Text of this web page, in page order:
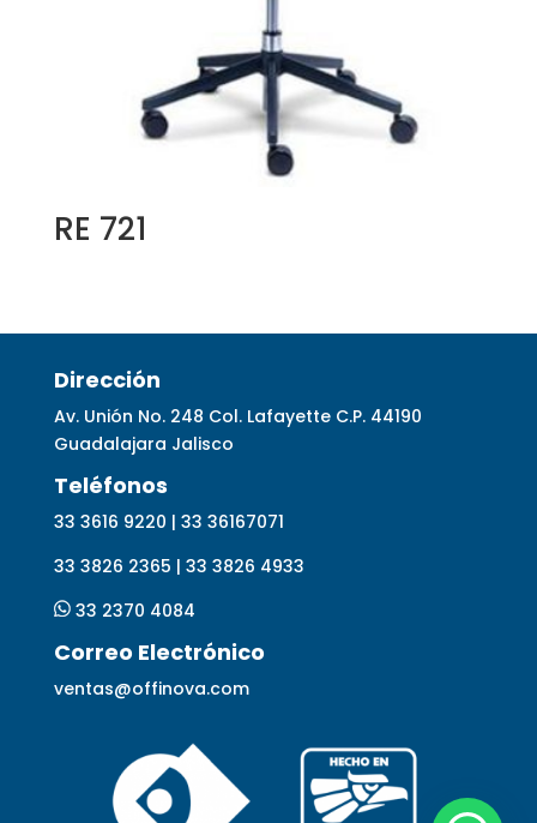
RE 721
Dirección
Av. Unión No. 248 Col. Lafayette C.P. 44190
Guadalajara Jalisco
Teléfonos
33 3616 9220 | 33 36167071
33 3826 2365 | 33 3826 4933
33 2370 4084
Correo Electrónico
ventas@offinova.com